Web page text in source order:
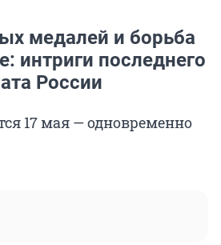
медалей и борьба
интриги последнего
России
17 мая — одновременно